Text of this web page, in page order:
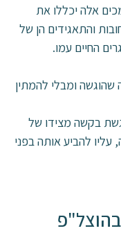
אלה יכללו את
והתאגידים הן של
החיים עמו.
ומבלי להמתין
בקשה מצידו של
להביע אותה בפני